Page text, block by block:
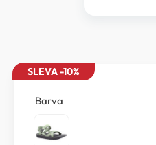
SLEVA -10%
Barva